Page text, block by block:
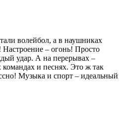
волейбол, а в наушниках
Настроение – огонь! Просто
удар. А на перерывах –
и песнях. Это ж так
Музыка и спорт – идеальный